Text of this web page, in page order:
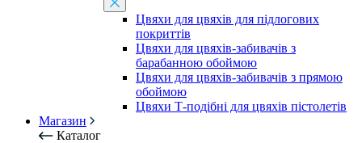
Цвяхи для цвяхів для підлогових
покриттів
Цвяхи для цвяхів-забивачів з
барабанною обоймою
Цвяхи для цвяхів-забивачів з прямою
обоймою
Цвяхи Т-подібні для цвяхів пістолетів
Магазин
Каталог